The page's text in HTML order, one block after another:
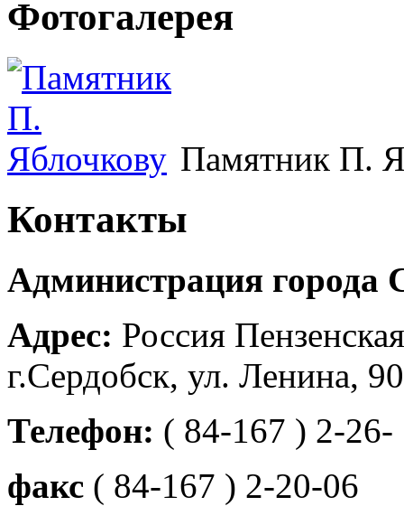
Фотогалерея
Памятник П.
Контакты
Администрация города
Адрес: Россия
г.Сердобск, ул. Ленина, 90
Телефон: ( 84-167 ) 2-26-
факс ( 84-167 ) 2-20-06